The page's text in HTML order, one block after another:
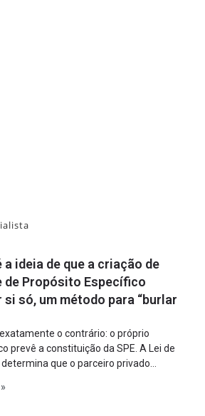
a ideia de que a criação de
de Propósito Específico
si só, um método para “burlar
o contrário: o próprio
prevê a constituição da SPE. A Lei de
determina que o parceiro privado
seja, a suposta “fraude à licitação” é